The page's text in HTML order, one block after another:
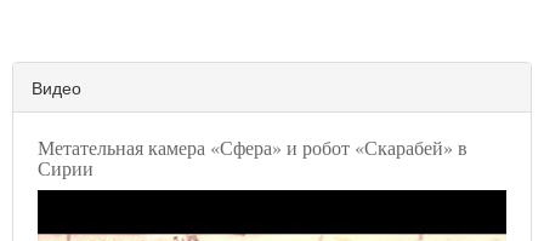
Видео
Метательная камера «Сфера» и робот «Скарабей» в
Сирии